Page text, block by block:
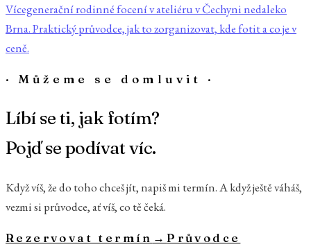
Vícegenerační rodinné focení v ateliéru v Čechyni nedaleko
Brna. Praktický průvodce, jak to zorganizovat, kde fotit a co je v
ceně.
· Můžeme se domluvit ·
Líbí se ti, jak fotím?
Pojď se podívat víc.
Když víš, že do toho chceš jít, napiš mi termín. A když ještě váháš,
vezmi si průvodce, ať víš, co tě čeká.
Rezervovat termín →Průvodce